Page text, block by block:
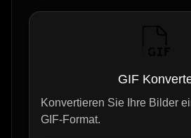
GIF
Konvertieren Sie Ihre Bilder
GIF-Format.